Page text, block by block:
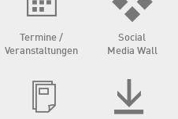
Termine /
Veranstaltungen
Social
Media Wall